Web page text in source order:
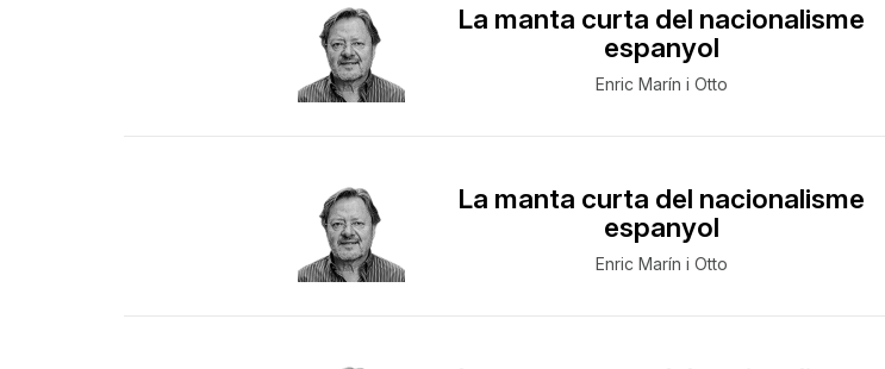
La manta curta del nacionalisme
espanyol
Enric Marín i Otto
La manta curta del nacionalisme
espanyol
Enric Marín i Otto